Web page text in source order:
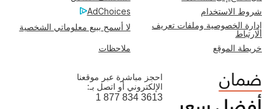
شروط الاستخدام
AdChoices
إدارة الخصوصية وملفات تعريف
الارتباط
لا أسمح ببيع معلوماتي الشخصية
خريطة الموقع ملاحظات
احجز مباشرة عبر موقعنا
الإلكتروني أو اتصل بـ:
1 877 834 3613